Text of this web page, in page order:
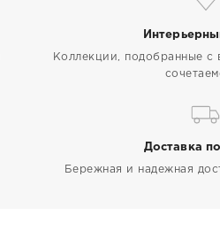
Коллекции, подобранные с
Доставка
Бережная и надежная